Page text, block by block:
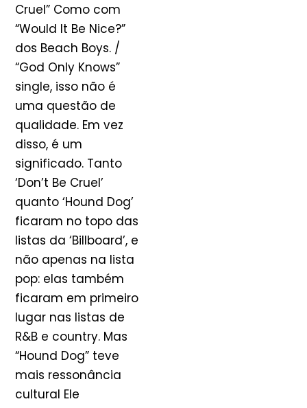
Cruel” Como com
“Would It Be Nice?”
dos Beach Boys. /
“God Only Knows”
single, isso não é
uma questão de
qualidade. Em vez
disso, é um
significado. Tanto
‘Don’t Be Cruel’
quanto ‘Hound Dog’
ficaram no topo das
listas da ‘Billboard’, e
não apenas na lista
pop: elas também
ficaram em primeiro
lugar nas listas de
R&B e country. Mas
“Hound Dog” teve
mais ressonância
cultural Ele